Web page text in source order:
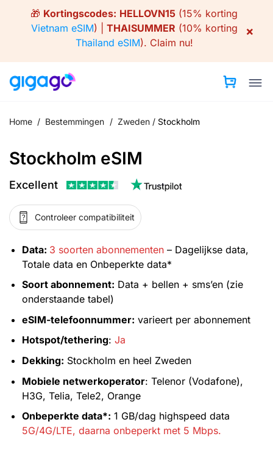
🎁 Kortingscodes: HELLOVN15 (15% korting
Vietnam eSIM) | THAISUMMER (10% korting
Thailand eSIM). Claim nu!
×
Home / Bestemmingen / Zweden / Stockholm
Stockholm eSIM
Excellent
Controleer compatibiliteit
Data: 3 soorten abonnementen– Dagelijkse data,
Totale data en Onbeperkte data*
Soort abonnement: Data + bellen + sms’en (zie
onderstaande tabel)
eSIM-telefoonnummer: varieert per abonnement
Hotspot/tethering: Ja
Dekking: Stockholm en heel Zweden
Mobiele netwerkoperator: Telenor (Vodafone),
H3G, Telia, Tele2, Orange
Onbeperkte data*: 1 GB/dag highspeed data
5G/4G/LTE, daarna onbeperkt met 5 Mbps.